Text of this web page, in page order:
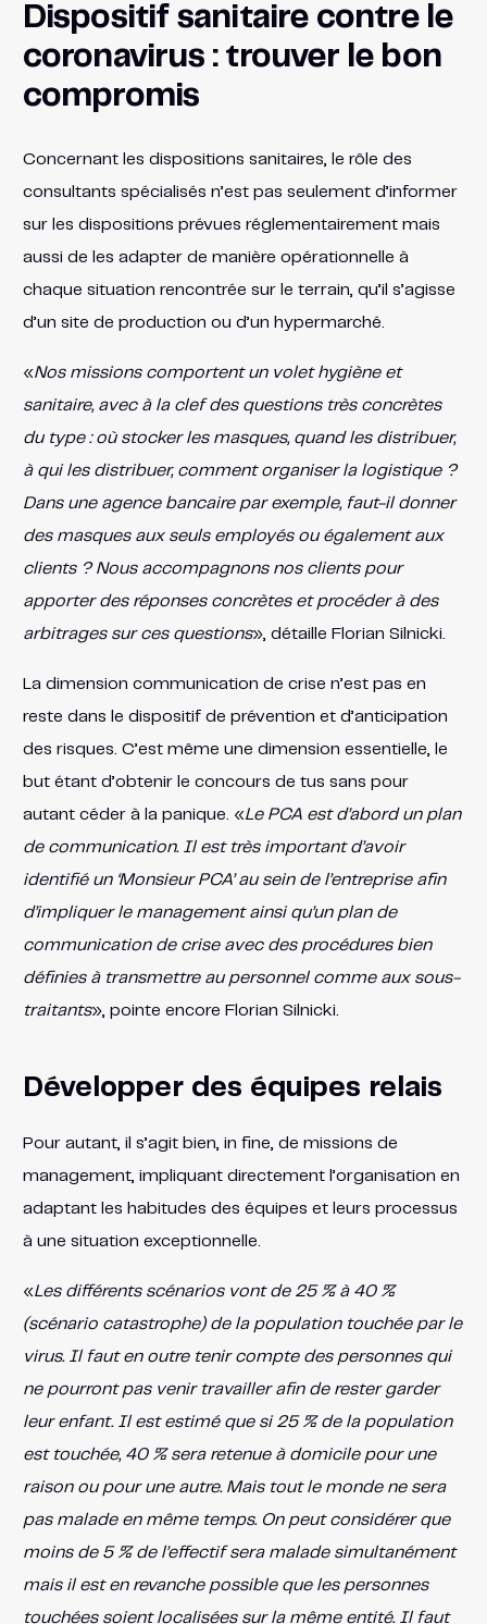
Dispositif sanitaire contre le
coronavirus : trouver le bon
compromis
Concernant les dispositions sanitaires, le rôle des
consultants spécialisés n’est pas seulement d’informer
sur les dispositions prévues réglementairement mais
aussi de les adapter de manière opérationnelle à
chaque situation rencontrée sur le terrain, qu’il s’agisse
d’un site de production ou d’un hypermarché.
«Nos missions comportent un volet hygiène et
sanitaire, avec à la clef des questions très concrètes
du type : où stocker les masques, quand les distribuer,
à qui les distribuer, comment organiser la logistique ?
Dans une agence bancaire par exemple, faut-il donner
des masques aux seuls employés ou également aux
clients ? Nous accompagnons nos clients pour
apporter des réponses concrètes et procéder à des
arbitrages sur ces questions», détaille Florian Silnicki.
La dimension communication de crise n’est pas en
reste dans le dispositif de prévention et d’anticipation
des risques. C’est même une dimension essentielle, le
but étant d’obtenir le concours de tus sans pour
autant céder à la panique. «Le PCA est d’abord un plan
de communication. Il est très important d’avoir
identifié un ‘Monsieur PCA’ au sein de l’entreprise afin
d’impliquer le management ainsi qu’un plan de
communication de crise avec des procédures bien
définies à transmettre au personnel comme aux sous-
traitants», pointe encore Florian Silnicki.
Développer des équipes relais
Pour autant, il s’agit bien, in fine, de missions de
management, impliquant directement l’organisation en
adaptant les habitudes des équipes et leurs processus
à une situation exceptionnelle.
«Les différents scénarios vont de 25 % à 40 %
(scénario catastrophe) de la population touchée par le
virus. Il faut en outre tenir compte des personnes qui
ne pourront pas venir travailler afin de rester garder
leur enfant. Il est estimé que si 25 % de la population
est touchée, 40 % sera retenue à domicile pour une
raison ou pour une autre. Mais tout le monde ne sera
pas malade en même temps. On peut considérer que
moins de 5 % de l’effectif sera malade simultanément
mais il est en revanche possible que les personnes
touchées soient localisées sur la même entité. Il faut